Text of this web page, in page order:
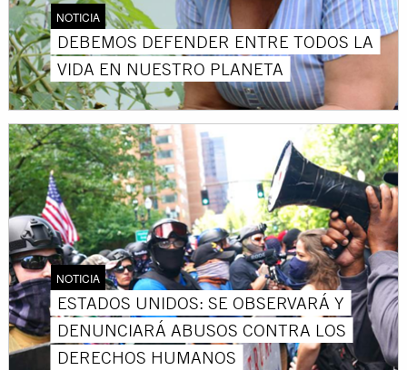
NOTICIA
DEBEMOS DEFENDER ENTRE TODOS LA
VIDA EN NUESTRO PLANETA
NOTICIA
ESTADOS UNIDOS: SE OBSERVARÁ Y
DENUNCIARÁ ABUSOS CONTRA LOS
DERECHOS HUMANOS